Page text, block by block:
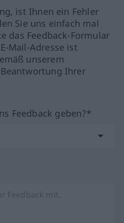
ist Ihnen ein Fehler
Sie uns einfach mal
das Feedback-Formular
Mail-Adresse ist
unserem
Ihrer
Feedback geben?*